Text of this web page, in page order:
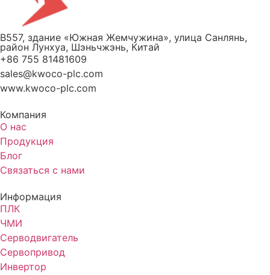
B557, здание «Южная Жемчужина», улица Санлянь,
район Лунхуа, Шэньчжэнь, Китай
+86 755 81481609
sales@kwoco-plc.com
www.kwoco-plc.com
Компания
О нас
Продукция
Блог
Связаться с нами
Информация
ПЛК
ЧМИ
Серводвигатель
Сервопривод
Инвертор